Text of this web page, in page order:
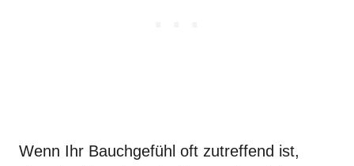
Wenn Ihr Bauchgefühl oft zutreffend ist,